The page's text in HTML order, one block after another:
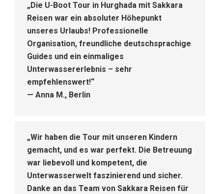
„Die U-Boot Tour in Hurghada mit Sakkara
Reisen war ein absoluter Höhepunkt
unseres Urlaubs! Professionelle
Organisation, freundliche deutschsprachige
Guides und ein einmaliges
Unterwassererlebnis – sehr
empfehlenswert!“
— Anna M., Berlin
„Wir haben die Tour mit unseren Kindern
gemacht, und es war perfekt. Die Betreuung
war liebevoll und kompetent, die
Unterwasserwelt faszinierend und sicher.
Danke an das Team von Sakkara Reisen für